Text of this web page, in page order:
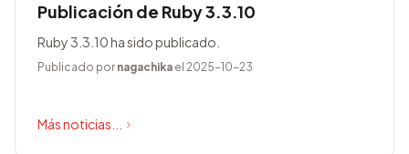
Publicación de Ruby 3.3.10
Ruby 3.3.10 ha sido publicado.
Publicado por nagachika el 2025-10-23
Más noticias...